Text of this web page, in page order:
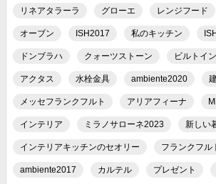
リネアタラーラ グローエ レンジフード
オーブン ISH2017 私のキッチン
ドンブラハ クォーツストーン ビルトイン
アクタス 水栓金具 ambiente2020
メッセフランクフルト アリアフィーナ
インテリア ミラノサローネ2023 新しい
インテリアキッチンのセオリー フランクフル
ambiente2017 カルテル プレゼント